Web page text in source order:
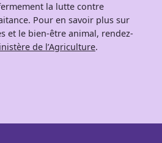
la lutte contre
Pour en savoir plus sur
et le bien-être animal, rendez-
de l’Agriculture.